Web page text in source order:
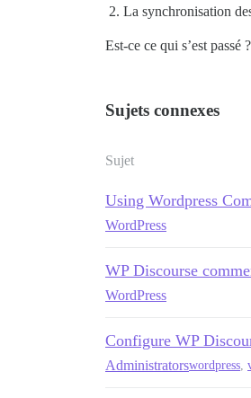
La synchronisation
Est-ce ce qui s’est passé ?
Sujets connexes
Sujet
Using Wordpress
WordPress
WP Discourse
WordPress
Configure WP
Administratorswordpress,